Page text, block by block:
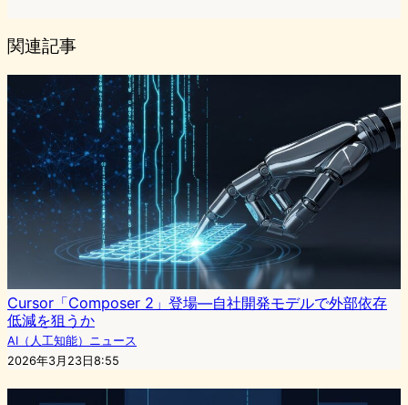
関連記事
Cursor「Composer 2」登場—自社開発モデルで外部依存
低減を狙うか
AI（人工知能）ニュース
2026年3月23日8:55